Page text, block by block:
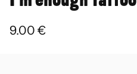
Normaler
9.00 €